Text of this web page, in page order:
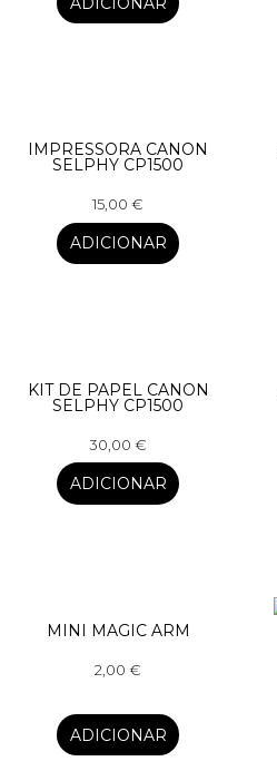
IMPRESSORA CANON
SELPHY CP1500
15,00€
ADICIONAR
KIT DE PAPEL CANON
SELPHY CP1500
30,00€
ADICIONAR
MINI MAGIC ARM
2,00€
ADICIONAR